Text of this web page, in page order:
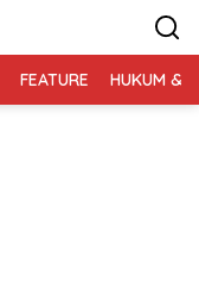
FEATURE HUKUM &